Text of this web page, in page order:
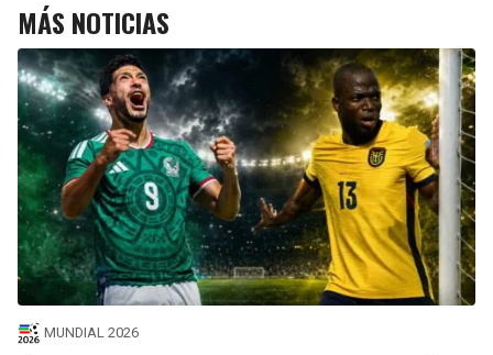
MÁS NOTICIAS
MUNDIAL 2026